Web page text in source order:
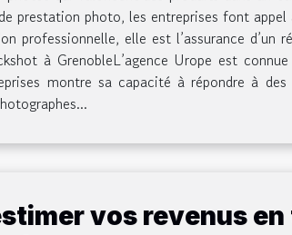
prestation photo, les entreprises font appel
professionnelle, elle est l’assurance d’un
à GrenobleL’agence Urope est
montre sa capacité à répondre à
vos revenus